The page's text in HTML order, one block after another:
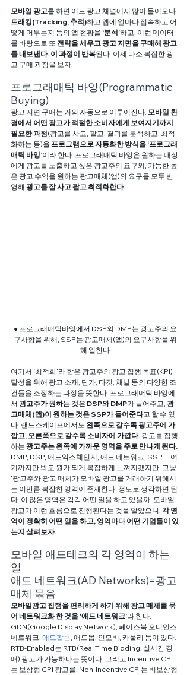
모바일 광고를 하면 어느 광고 채널에서 많이 들어오나
트래킹(Tracking, 추적)하고 앱에 얼마나 접속하고 어
떻게 머무는지 등의 앱 현황을 ‘분석’하고, 이런 데이터
를 바탕으로 또 전략을 세우고 광고 지면을 구매해 광고
를 내보낸다. 이 과정이 반복된다. 이제 다소 복잡한 광
고 구매 과정을 보자.
프로그래매틱 바잉(Programmatic
Buying)
광고 지면 구매는 거의 자동으로 이루어진다. 모바일 환
경에서 어떤 광고가 적절한 소비자에게 보여지기까지
필요한 과정(광고를 사고, 팔고, 결과를 분석하고, 최적
화하는 등)을 프로그램으로 자동화한 방식을 ‘프로그래
매틱 바잉’이라 한다. 프로그래매틱 바잉은 원하는 대상
에게 광고를 노출하고 싶은 광고주의 요구와, 가능한 높
은 광고 수익을 원하는 광고매체(앱)의 요구를 모두 반
영해 광고를 잘 사고 팔고 최적화한다.
● 프로그래매틱바잉에서 DSP와 DMP는 광고주의 요
구사항을 위해, SSP는 광고매체(앱)의 요구사항을 위
해 일한다
여기서 ‘최적화‘라 함은 광고주의 광고 집행 목표(KPI)
달성을 위해 광고 소재, 단가, 타깃, 채널 등의 다양한 조
건들을 조정하는 과정을 뜻한다. 프로그래머틱 바잉에
서 광고주가 원하는 것은 DSP와 DMP가 들어주고, 광
고매체(앱)이 원하는 것은 SSP가 들어준다고 할 수 있
다. 랜드스케이프에서도 왼쪽으로 갈수록 광고주에 가
깝고, 오른쪽으로 갈수록 소비자에 가깝다. 광고를 집행
하는 광고주는 왼쪽에 가까운 영역을 주로 만나게 된다.
DMP, DSP, 애드익스체인지, 애드 네트워크, SSP… 여
기까지만 봐도 뭔가 되게 복잡하게 느껴지겠지만, 그냥
‘광고주와 광고 매체가 모바일 광고를 거래하기 위해서
는 이만큼 복잡한 영역이 존재한다’ 정도로 생각하면 된
다. 이 많은 영역은 각각 어떤 일을 하고 있을까. 모바일
광고가 이런 흐름으로 진행된다는 것을 알았으니, 각 영
역이 정확히 어떤 일을 하고, 영역마다 어떤 기업들이 있
는지 살펴보자.
모바일 애드테크의 각 영역이 하는
일
애드 네트워크(AD Networks)=광고
매체 묶음
모바일광고 집행을 편리하게 하기 위해 광고 매체를 묶
어 네트워크화 한 것을 ‘애드 네트워크’라 한다.
GDN(Google Display Network), 페이스북 오디언스
네트워크, 애드팝콘 , 애드몹, 인모비, 카울리 등이 있다.
RTB-Enabled는 RTB(Real Time Bidding, 실시간 경
매) 광고가 가능하다는 뜻이다. 그리고 Incentive CPI
는 보상형 CPI 광고를, Non-Incentive CPI는 비보상형